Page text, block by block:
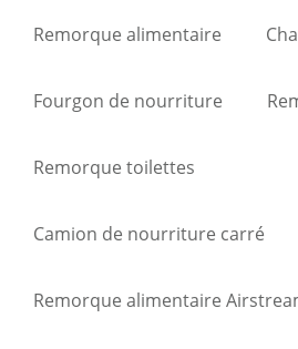
Remorque alimentaire
Fourgon de nourriture
Remorque toilettes
Camion de nourriture carré
Remorque alimentaire